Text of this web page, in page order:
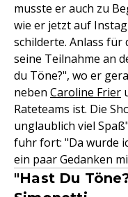
musste er auch zu
wie er jetzt auf
schilderte. Anlass für
seine Teilnahme an
du Töne?", wo er
neben Caroline Frier
Rateteams ist. Die
unglaublich viel
fuhr fort: "Da wurde
ein paar Gedanken
"Hast Du